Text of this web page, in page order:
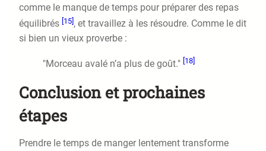
comme le manque de temps pour préparer des repas
équilibrés [15], et travaillez à les résoudre. Comme le dit
si bien un vieux proverbe :
"Morceau avalé n’a plus de goût." [18]
Conclusion et prochaines
étapes
Prendre le temps de manger lentement transforme